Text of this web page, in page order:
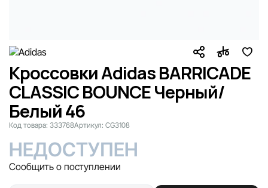
Кроссовки Adidas BARRICADE
CLASSIC BOUNCE Черный/
Белый 46
Код товара: 333768Артикул: CG3108
НЕДОСТУПЕН
Сообщить о поступлении